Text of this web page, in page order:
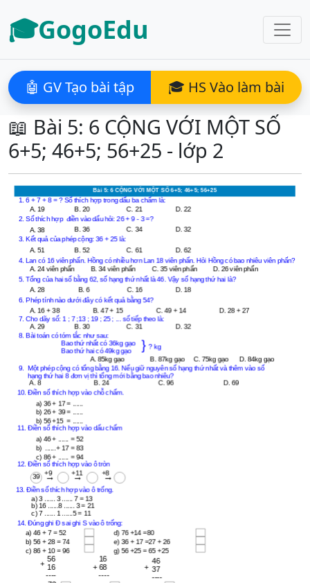
🎓GogoEdu
🤖 GV Tạo bài tập 🎓 HS Vào làm bài
📖 Bài 5: 6 CỘNG VỚI MỘT SỐ
6+5; 46+5; 56+25 - lớp 2